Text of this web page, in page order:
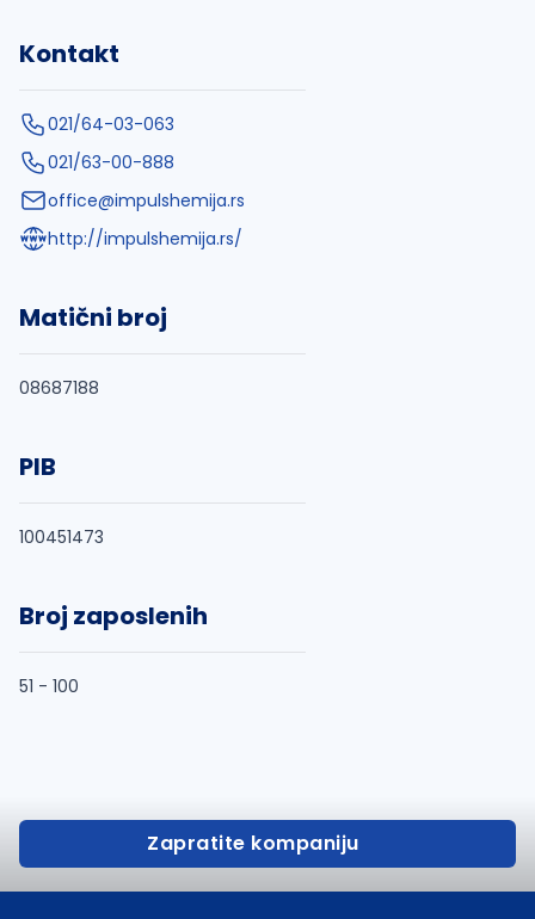
Kontakt
021/64-03-063
021/63-00-888
office@impulshemija.rs
http://impulshemija.rs/
Matični broj
08687188
PIB
100451473
Broj zaposlenih
51 - 100
Zapratite kompaniju